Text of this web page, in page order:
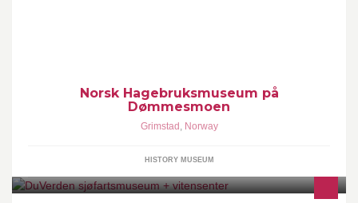
Norsk Hagebruksmuseum på
Dømmesmoen
Grimstad , Norway
HISTORY MUSEUM